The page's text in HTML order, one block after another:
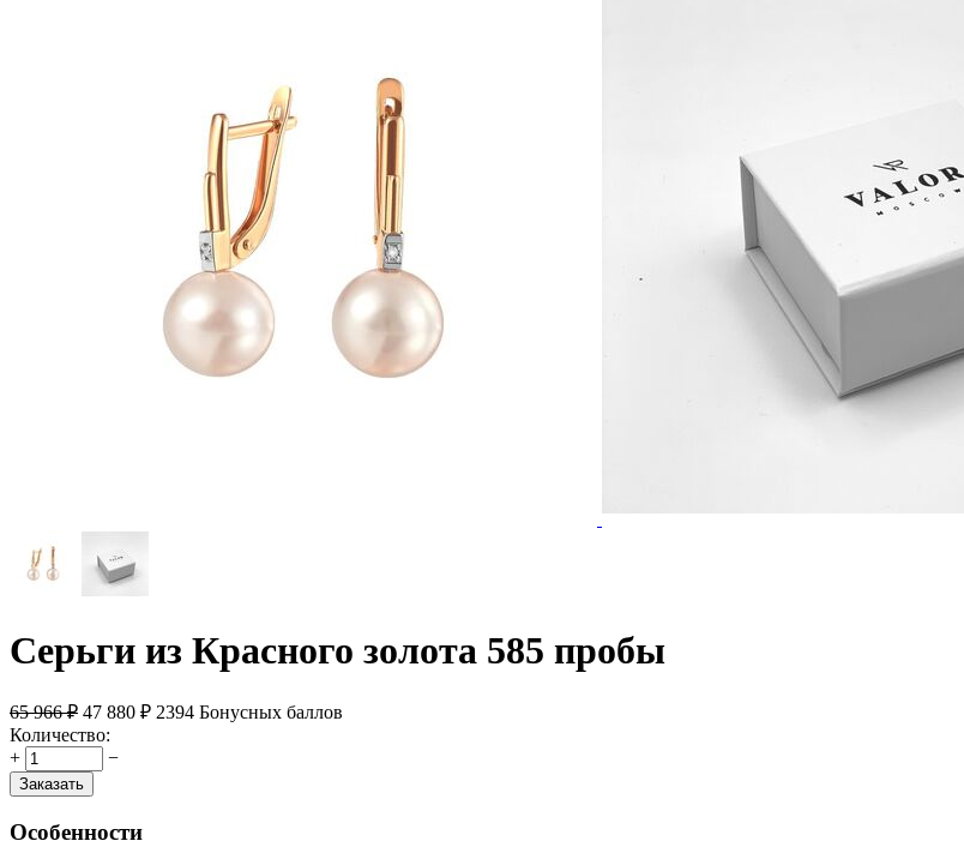
Серьги из Красного золота 585 пробы
65 966 ₽ 47 880 ₽ 2394 Бонусных баллов
Количество:
+
−
Заказать
Особенности